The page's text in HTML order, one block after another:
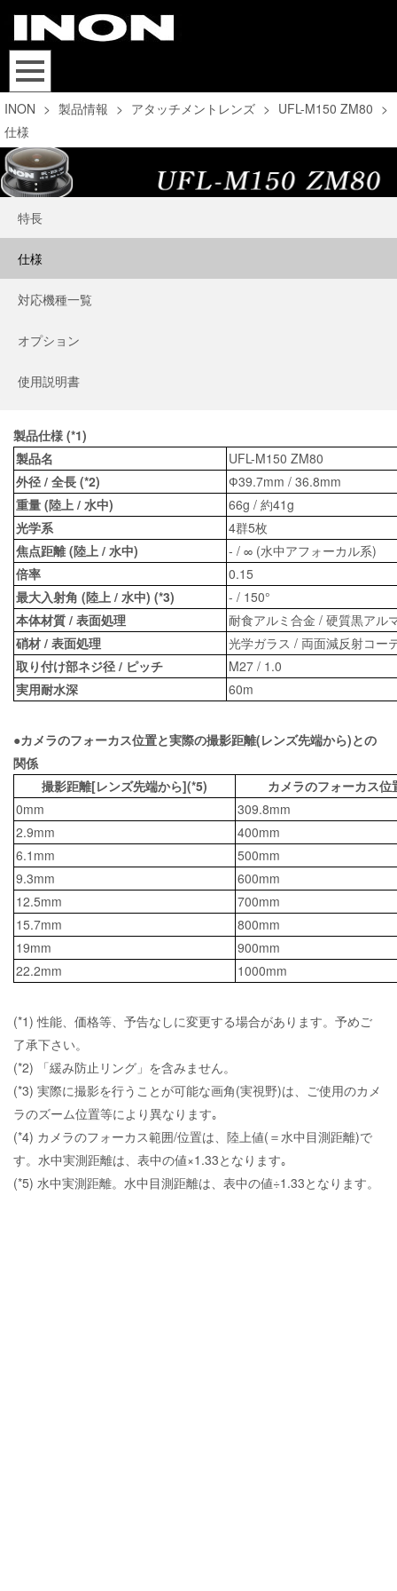
INON > 製品情報 > アタッチメントレンズ > UFL-M150 ZM80 >
仕様
特長
仕様
対応機種一覧
オプション
使用説明書
製品仕様 (*1)
製品名
UFL-M150 ZM80
外径 / 全長 (*2)
Ф39.7mm / 36.8mm
重量 (陸上 / 水中)
66g / 約41g
光学系
4群5枚
焦点距離 (陸上 / 水中)
- / ∞ (水中アフォーカル系)
倍率
0.15
最大入射角 (陸上 / 水中) (*3)
- / 150°
本体材質 / 表面処理
耐食アルミ合金 / 硬質黒アル
硝材 / 表面処理
光学ガラス / 両面減反射コー
取り付け部ネジ径 / ピッチ
M27 / 1.0
実用耐水深
60m
●カメラのフォーカス位置と実際の撮影距離(レンズ先端から)との
関係
撮影距離[レンズ先端から](*5)
カメラのフォーカス位
0mm
309.8mm
2.9mm
400mm
6.1mm
500mm
9.3mm
600mm
12.5mm
700mm
15.7mm
800mm
19mm
900mm
22.2mm
1000mm
(*1) 性能、価格等、予告なしに変更する場合があります。予めご
了承下さい。
(*2) 「緩み防止リング」を含みません。
(*3) 実際に撮影を行うことが可能な画角(実視野)は、ご使用のカメ
ラのズーム位置等により異なります｡
(*4) カメラのフォーカス範囲/位置は、陸上値(＝水中目測距離)で
す。水中実測距離は、表中の値×1.33となります｡
(*5) 水中実測距離。水中目測距離は、表中の値÷1.33となります。